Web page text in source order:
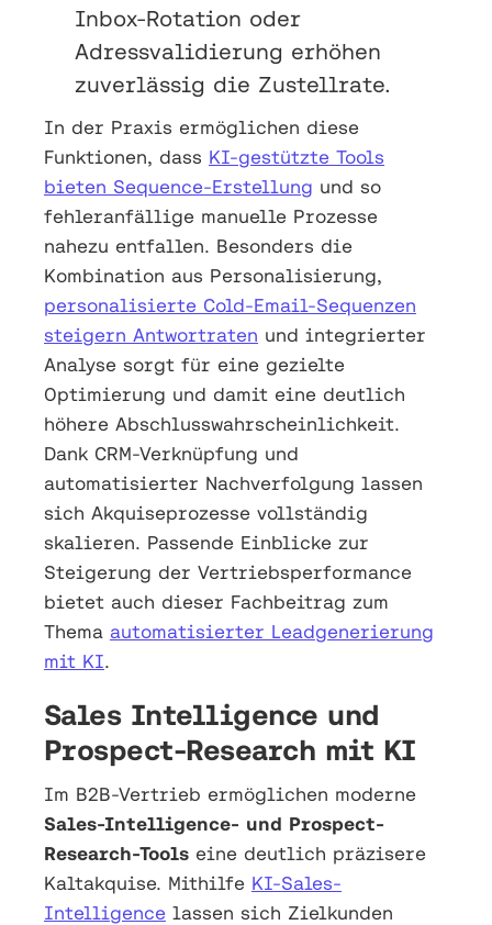
Inbox-Rotation oder
Adressvalidierung erhöhen
zuverlässig die Zustellrate.
In der Praxis ermöglichen diese
Funktionen, dass KI-gestützte Tools
bieten Sequence-Erstellung und so
fehleranfällige manuelle Prozesse
nahezu entfallen. Besonders die
Kombination aus Personalisierung,
personalisierte Cold-Email-Sequenzen
steigern Antwortraten und integrierter
Analyse sorgt für eine gezielte
Optimierung und damit eine deutlich
höhere Abschlusswahrscheinlichkeit.
Dank CRM-Verknüpfung und
automatisierter Nachverfolgung lassen
sich Akquiseprozesse vollständig
skalieren. Passende Einblicke zur
Steigerung der Vertriebsperformance
bietet auch dieser Fachbeitrag zum
Thema automatisierter Leadgenerierung
mit KI.
Sales Intelligence und
Prospect-Research mit KI
Im B2B-Vertrieb ermöglichen moderne
Sales-Intelligence- und Prospect-
Research-Tools eine deutlich präzisere
Kaltakquise. Mithilfe KI-Sales-
Intelligence lassen sich Zielkunden